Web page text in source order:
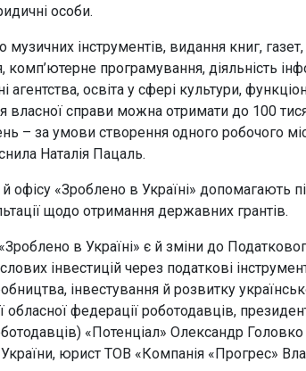
особи.
музичних інструментів, видання книг,
комп’ютерне програмування, діяльність
агентства, освіта у сфері культури,
власної справи можна отримати до 100
– за умови створення одного робочого
Наталія Пацаль.
й офісу «Зроблено в Україні» допомагають
щодо отримання державних грантів.
в Україні» є й зміни до
інвестицій через податкові
інвестування й розвитку
федерації роботодавців,
«Потенціал» Олександр Головко
юрист ТОВ «Компанія «Прогрес»